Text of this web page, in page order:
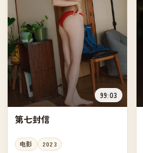
99:03
第七封信
电影 2023